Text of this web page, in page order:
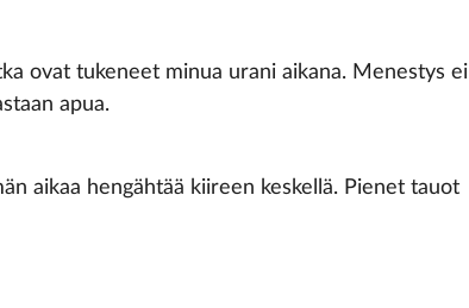
ovat tukeneet minua urani aikana. Menestys ei
apua.
aikaa hengähtää kiireen keskellä. Pienet tauot